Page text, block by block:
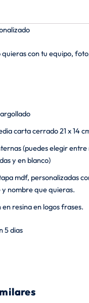
con tu equipo,
carta cerrado 21 x 14
(puedes elegir entre
y en blanco)
mdf, personalizadas
nombre que quieras.
resina en logos frases.
5 dias